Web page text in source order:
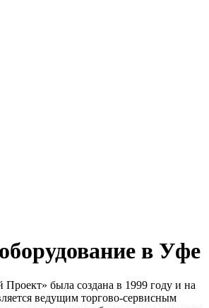
в Уфе
была создана в 1999 году и на
ведущим торгово-сервисным